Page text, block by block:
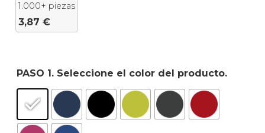
1.000+ piezas
3,87 €
PASO 1. Seleccione el color del producto.